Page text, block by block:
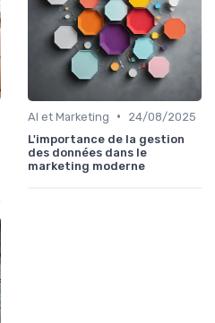
AI et Marketing •
24/08/2025
L'importance de la gestion
des données dans le
marketing moderne